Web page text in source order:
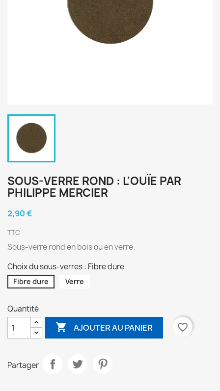
SOUS-VERRE ROND : L'OUÏE PAR
PHILIPPE MERCIER
2,90 €
TTC
Sous-verre rond en bois ou en verre.
Choix du sous-verres : Fibre dure
Fibre dure Verre
Quantité
 AJOUTER AU PANIER favorite_border
Partager